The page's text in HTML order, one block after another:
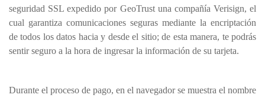
seguridad SSL expedido por GeoTrust una compañía Verisign, el
cual garantiza comunicaciones seguras mediante la encriptación
de todos los datos hacia y desde el sitio; de esta manera, te podrás
sentir seguro a la hora de ingresar la información de su tarjeta.
Durante el proceso de pago, en el navegador se muestra el nombre